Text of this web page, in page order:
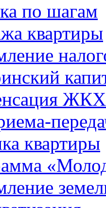
по шагам
квартиры
ЖКХ
квартиры